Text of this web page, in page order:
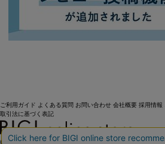
ご利用ガイド よくある質問 お問い合わせ 会社概要 採用情報
取引法に基づく表記